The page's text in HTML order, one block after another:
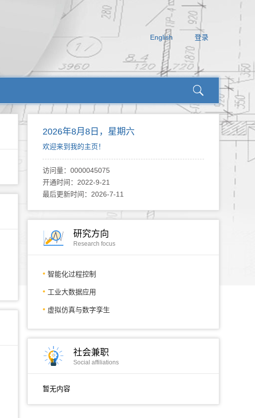
English 登录
2026年8月8日，星期六
欢迎来到我的主页！
访问量： 0000045075
开通时间： 2022-9-21
最后更新时间： 2026-7-11
研究方向
Research focus
智能化过程控制
工业大数据应用
虚拟仿真与数字孪生
社会兼职
Social affiliations
暂无内容